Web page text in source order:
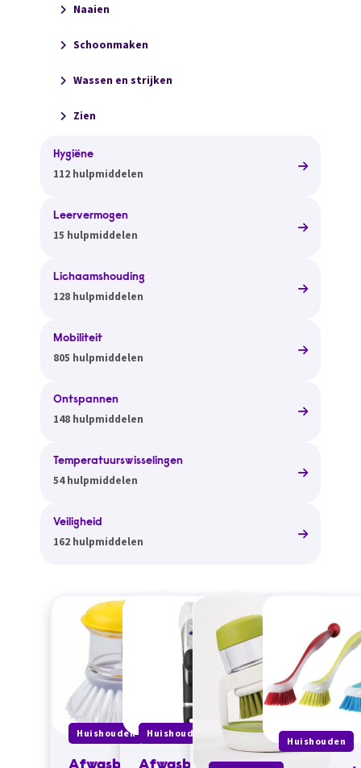
Naaien
Schoonmaken
Wassen en strijken
Zien
Hygiëne
112 hulpmiddelen
Leervermogen
15 hulpmiddelen
Lichaamshouding
128 hulpmiddelen
Mobiliteit
805 hulpmiddelen
Ontspannen
148 hulpmiddelen
Temperatuurswisselingen
54 hulpmiddelen
Veiligheid
162 hulpmiddelen
Huishouden Huishouden
Huishouden